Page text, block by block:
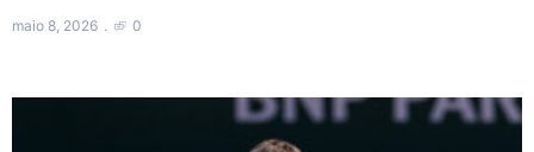
maio 8, 2026 0